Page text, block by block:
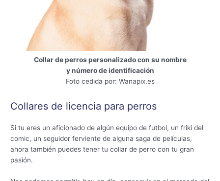
Collar de perros personalizado con su nombre
y número de identificación
Foto cedida por: Wanapix.es
Collares de licencia para perros
Si tu eres un aficionado de algún equipo de futbol, un friki del
comic, un seguidor ferviente de alguna saga de películas,
ahora también puedes tener tu collar de perro con tu gran
pasión.